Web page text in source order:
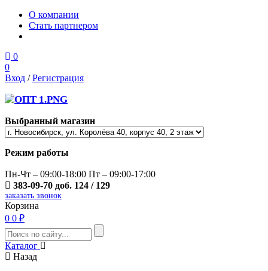
О компании
Стать партнером
0
0
Вход /Регистрация
Выбранный магазин
Режим работы
Пн-Чт – 09:00-18:00 Пт – 09:00-17:00
383-09-70 доб. 124 / 129
заказать звонок
Корзина
0 0 ₽
Каталог
Назад